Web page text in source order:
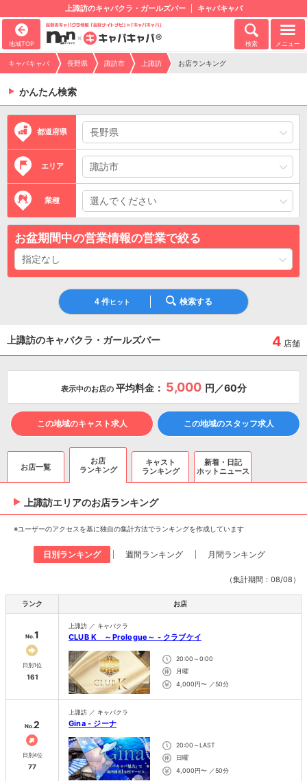
上諏訪のキャバクラ・ガールズバー キャバキャバ
地域TOP 検索 メニュー
キャバキャバ 長野県 諏訪市 上諏訪 お店ランキング
かんたん検索
都道府県
エリア
業種
お盆期間中の営業情報の営業で絞る
4 件ヒット 検索する
上諏訪のキャバクラ・ガールズバー 4 店舗
表示中のお店の 平均料金： 5,000 円／60分
この地域のキャスト求人 この地域のスタッフ求人
お店一覧
お店
ランキング
キャスト
ランキング
新着・日記
ホットニュース
上諏訪エリアのお店ランキング
※ユーザーのアクセスを基に独自の集計方法でランキングを作成しています
日別ランキング 週間ランキング 月間ランキング
（集計期間：08/08）
ランク お店
No.1
日別1位
161
上諏訪 ／ キャバクラ
CLUB K ～Prologue～ - クラブケイ
20:00～0:00
月曜
4,000円〜 ／50分
No.2
日別4位
77
上諏訪 ／ キャバクラ
Gina - ジーナ
20:00～LAST
日曜
4,000円〜 ／50分